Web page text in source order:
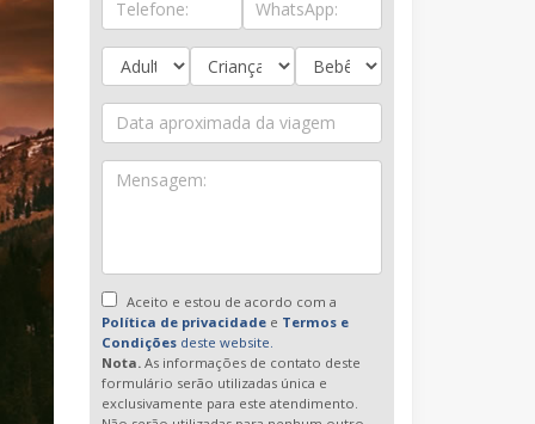
Aceito e estou de acordo com a
Política de privacidade e Termos e
Condições deste website.
Nota. As informações de contato deste
formulário serão utilizadas única e
exclusivamente para este atendimento.